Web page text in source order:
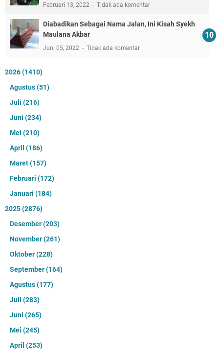
Februari 13, 2022 Tidak ada komentar
Diabadikan Sebagai Nama Jalan, Ini Kisah Syekh
Maulana Akbar
Juni 05, 2022 Tidak ada komentar
2026(1410)
Agustus(51)
Juli (216)
Juni (234)
Mei (210)
April (186)
Maret(157)
Februari (172)
Januari (184)
2025(2876)
Desember(203)
November(261)
Oktober(228)
September(164)
Agustus(177)
Juli (283)
Juni (265)
Mei (245)
April (253)